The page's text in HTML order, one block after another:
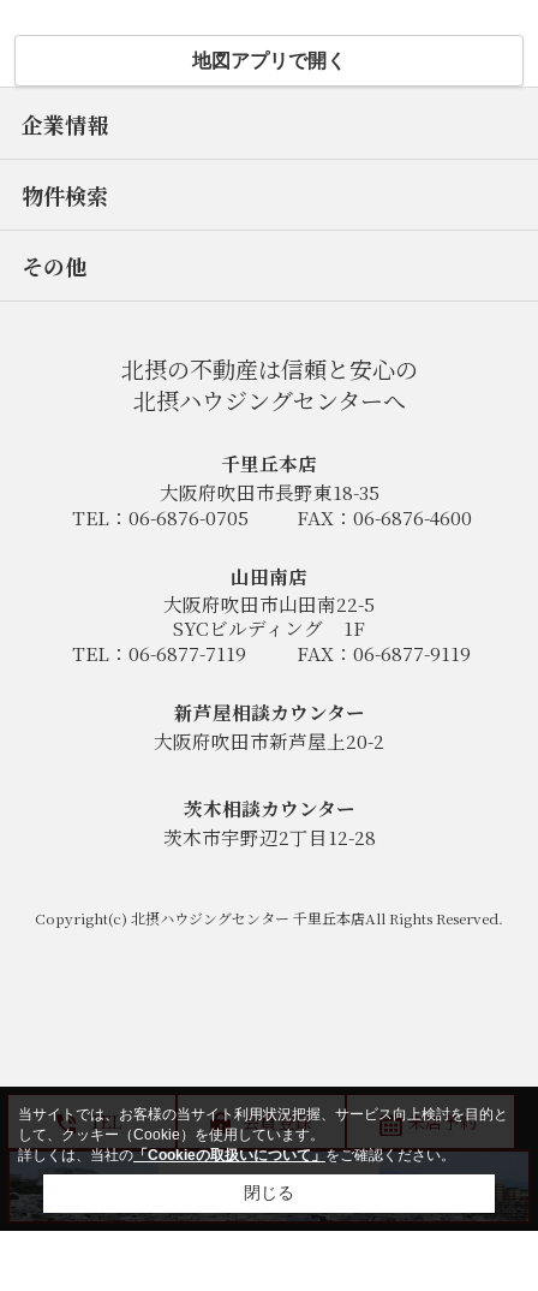
地図アプリで開く
企業情報
物件検索
その他
北摂の不動産は信頼と安心の
北摂ハウジングセンターへ
千里丘本店
大阪府吹田市長野東18-35
TEL：06-6876-0705
FAX：06-6876-4600
山田南店
大阪府吹田市山田南22-5
SYCビルディング
1F
TEL：06-6877-7119
FAX：06-6877-9119
新芦屋相談カウンター
大阪府吹田市新芦屋上20-2
茨木相談カウンター
茨木市宇野辺2丁目12-28
Copyright(c) 北摂ハウジングセンター 千里丘本店All Rights Reserved.
TEL 会員登録 来店予約
当サイトでは、お客様の当サイト利用状況把握、サービス向上検討を目的と
して、クッキー（Cookie）を使用しています。
詳しくは、当社の「Cookieの取扱いについて」をご確認ください。
閉じる